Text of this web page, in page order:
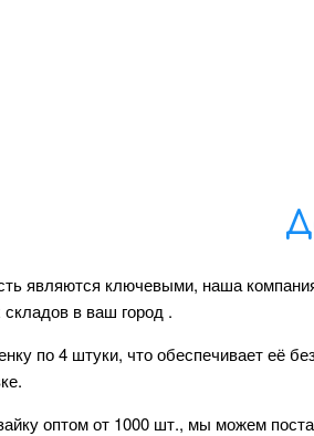
являются ключевыми, наша
складов в ваш город .
по 4 штуки, что обеспечивает её
оптом от 1000 шт., мы можем